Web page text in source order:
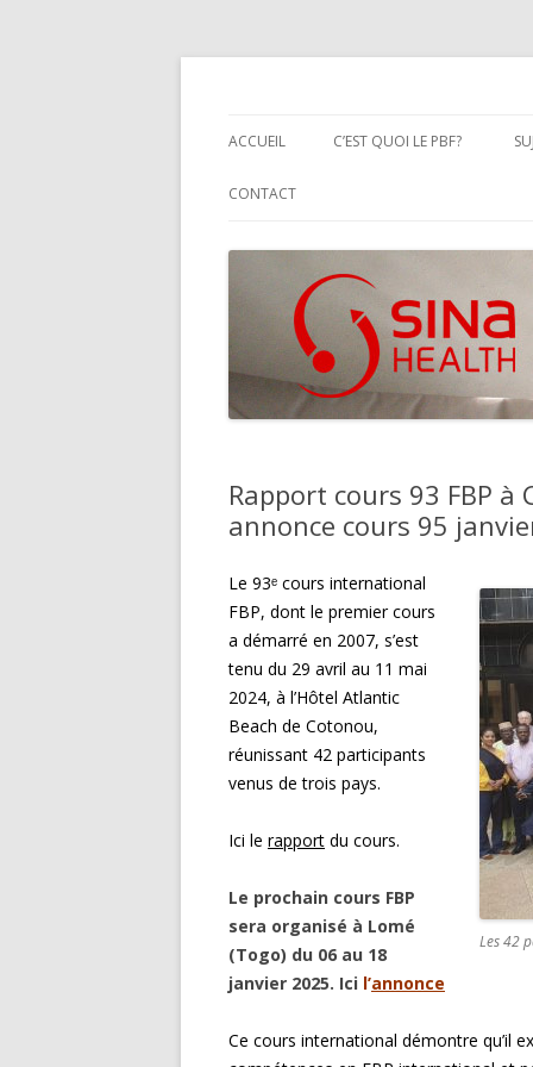
ACCUEIL C’EST QUOI LE PBF?
CONTACT
Rapport cours 93 FBP
annonce cours 95
Les 42
Le 93ᵉ cours international
FBP, dont le premier cours
a démarré en 2007, s’est
tenu du 29 avril au 11 mai
2024, à l’Hôtel Atlantic
Beach de Cotonou,
réunissant 42 participants
venus de trois pays.
Ici le rapport du cours.
Le prochain cours FBP
sera organisé à Lomé
(Togo) du 06 au 18
janvier 2025. Ici l’annonce
Ce cours international démontre qu’il